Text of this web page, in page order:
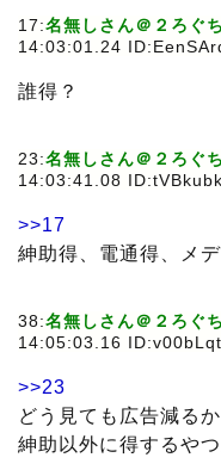
17:名無しさん＠２ろぐ
14:03:01.24
誰得？
23:名無しさん＠２ろぐ
14:03:41.08
>>17
紳助得、電通得、メ
38:名無しさん＠２ろぐ
14:05:03.16
>>23
どう見ても広告減る
紳助以外に得するや